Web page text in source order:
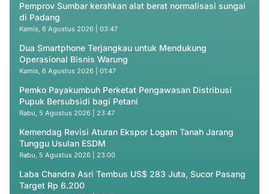
Pemprov Sumbar kerahkan alat berat normalisasi sungai
di Padang
Kamis, 6 Agustus 2026 | 03:47
Dua Smartphone Terjangkau untuk Mendukung
Operasional Bisnis Warung
Kamis, 6 Agustus 2026 | 01:47
Pemko Payakumbuh Perketat Pengawasan Distribusi
Pupuk Bersubsidi bagi Petani
Rabu, 5 Agustus 2026 | 23:47
Kemendag Revisi Aturan Ekspor Logam Tanah Jarang
Tunggu Usulan ESDM
Rabu, 5 Agustus 2026 | 23:00
Laba Chandra Asri Tembus US$ 283 Juta, Sucor Pasang
Target Rp 6.200